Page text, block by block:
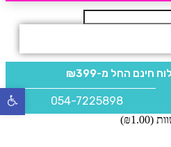
חינם החל מ-₪399
054-7225898
₪1.00
)
פתח